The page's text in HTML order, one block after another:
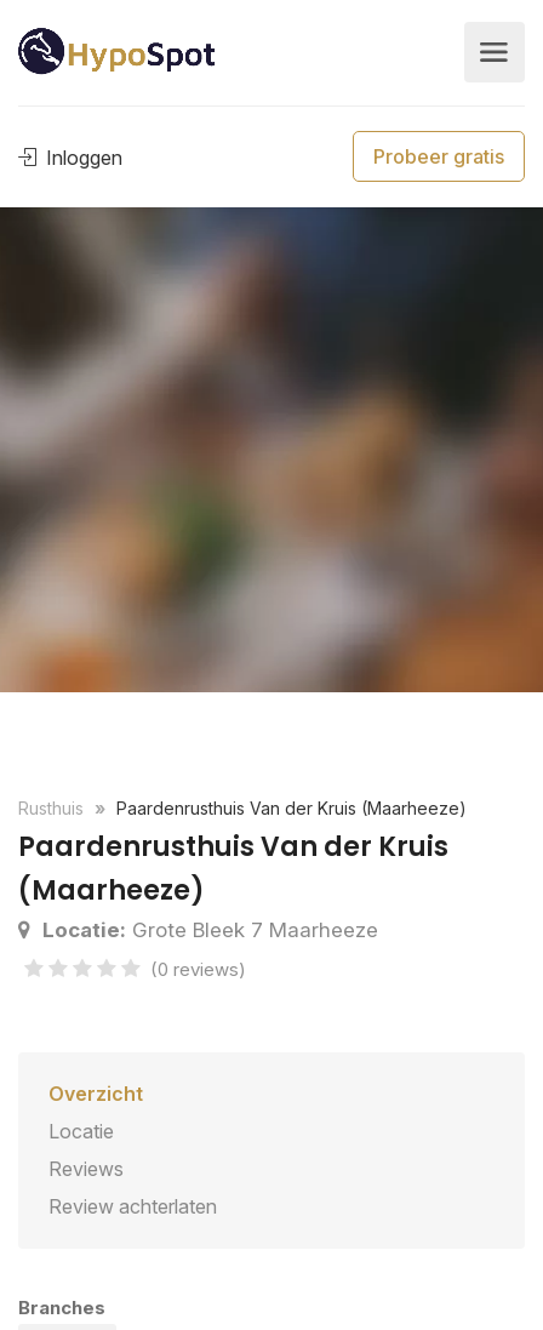
Inloggen Probeer gratis
Rusthuis Paardenrusthuis Van der Kruis (Maarheeze)
Paardenrusthuis Van der Kruis
(Maarheeze)
Locatie: Grote Bleek 7 Maarheeze
(0 reviews)
Overzicht
Locatie
Reviews
Review achterlaten
Branches